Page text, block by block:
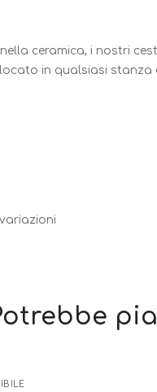
ceramica, i nostri
in qualsiasi